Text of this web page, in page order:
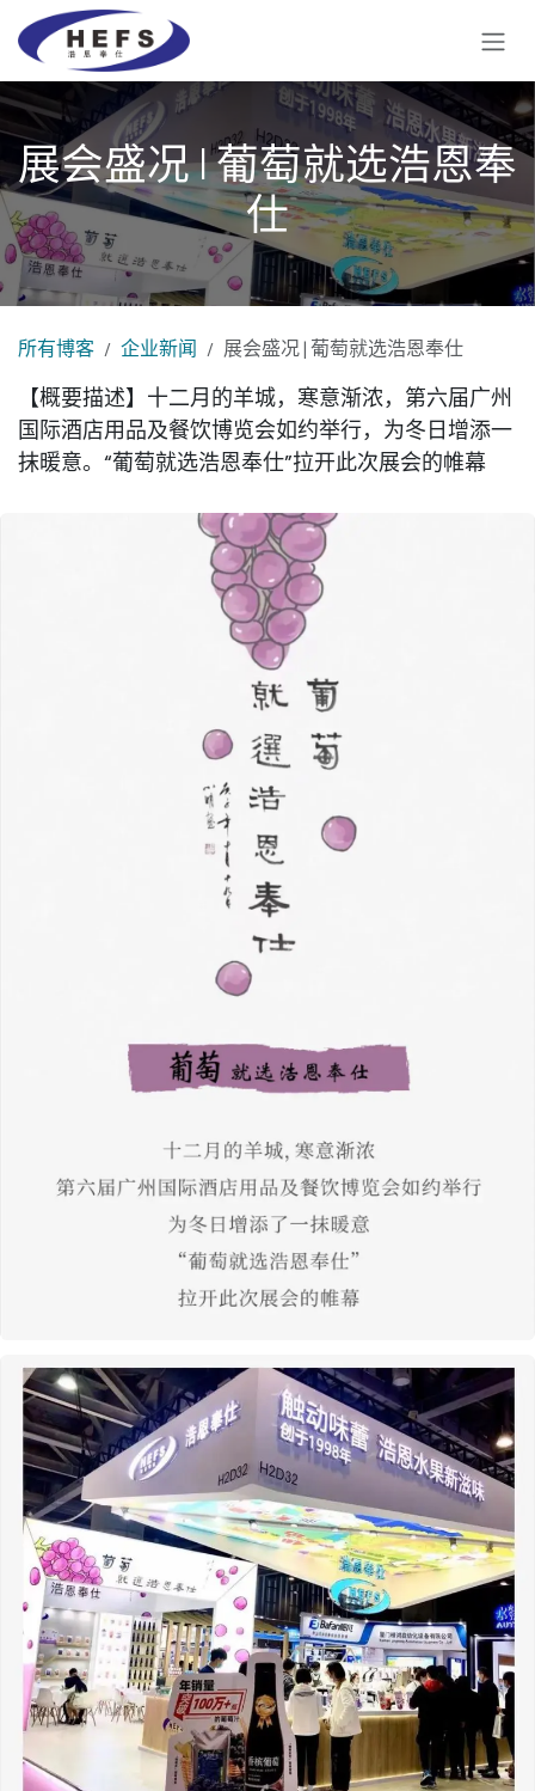
跳至内容
展会盛况 | 葡萄就选浩恩奉
仕
所有博客 企业新闻 展会盛况 | 葡萄就选浩恩奉仕
【概要描述】十二月的羊城，寒意渐浓，第六届广州
国际酒店用品及餐饮博览会如约举行，为冬日增添一
抹暖意。“葡萄就选浩恩奉仕”拉开此次展会的帷幕